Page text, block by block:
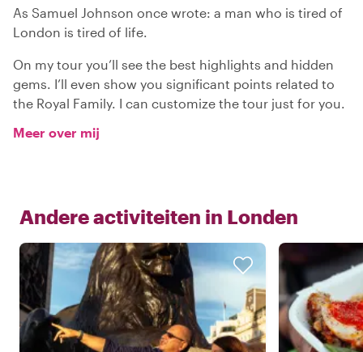
As Samuel Johnson once wrote: a man who is tired of
London is tired of life.
On my tour you’ll see the best highlights and hidden
gems. I’ll even show you significant points related to
the Royal Family. I can customize the tour just for you.
Meer over mij
Andere activiteiten in Londen